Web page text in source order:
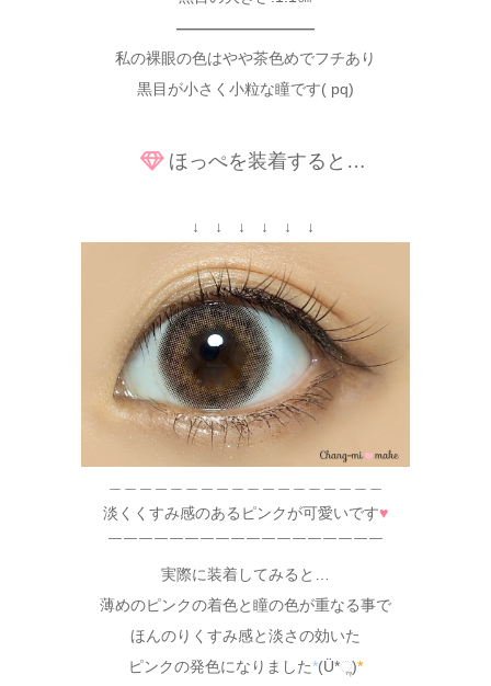
—————————
私の裸眼の色はやや茶色めでフチあり
黒目が小さく小粒な瞳です( pq)
ほっぺを装着すると…
↓ ↓ ↓ ↓ ↓ ↓
淡くくすみ感のあるピンクが可愛いです♥
￣￣￣￣￣￣￣￣￣￣￣￣￣￣￣￣￣￣
実際に装着してみると…
薄めのピンクの着色と瞳の色が重なる事で
ほんのりくすみ感と淡さの効いた
ピンクの発色になりました*(Ü*ૢ)*